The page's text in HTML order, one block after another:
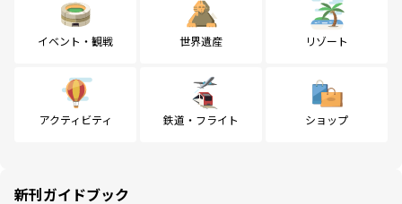
イベント・観戦 世界遺産 リゾート
アクティビティ 鉄道・フライト ショップ
新刊ガイドブック